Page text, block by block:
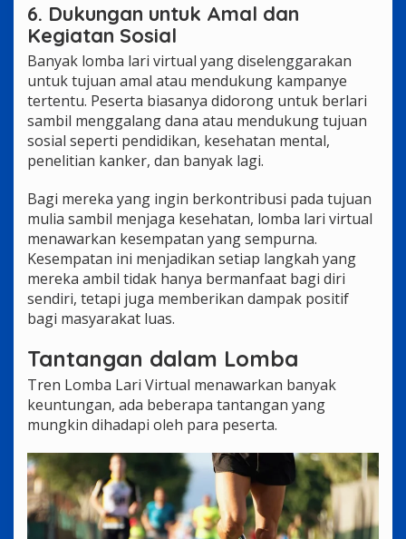
6. Dukungan untuk Amal dan
Kegiatan Sosial
Banyak lomba lari virtual yang diselenggarakan
untuk tujuan amal atau mendukung kampanye
tertentu. Peserta biasanya didorong untuk berlari
sambil menggalang dana atau mendukung tujuan
sosial seperti pendidikan, kesehatan mental,
penelitian kanker, dan banyak lagi.
Bagi mereka yang ingin berkontribusi pada tujuan
mulia sambil menjaga kesehatan, lomba lari virtual
menawarkan kesempatan yang sempurna.
Kesempatan ini menjadikan setiap langkah yang
mereka ambil tidak hanya bermanfaat bagi diri
sendiri, tetapi juga memberikan dampak positif
bagi masyarakat luas.
Tantangan dalam Lomba
Tren Lomba Lari Virtual menawarkan banyak
keuntungan, ada beberapa tantangan yang
mungkin dihadapi oleh para peserta.